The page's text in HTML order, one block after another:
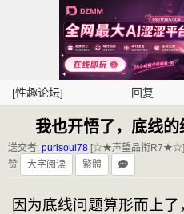
[性趣论坛] 回复
我也开悟了，底线
送交者: purisoul78 [☆★声望品衔R7★☆]
赞
大字阅读 繁體
因为底线问题算形而上了